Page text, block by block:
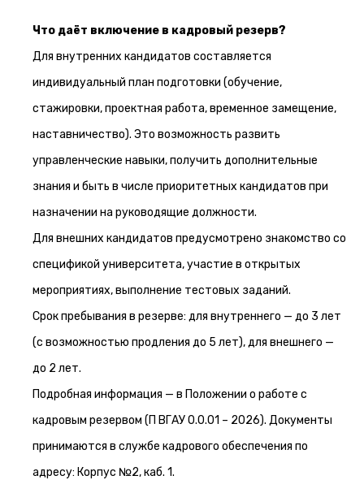
Что даёт включение в кадровый резерв?
Для внутренних кандидатов составляется
индивидуальный план подготовки (обучение,
стажировки, проектная работа, временное замещение,
наставничество). Это возможность развить
управленческие навыки, получить дополнительные
знания и быть в числе приоритетных кандидатов при
назначении на руководящие должности.
Для внешних кандидатов предусмотрено знакомство со
спецификой университета, участие в открытых
мероприятиях, выполнение тестовых заданий.
Срок пребывания в резерве: для внутреннего — до 3 лет
(с возможностью продления до 5 лет), для внешнего —
до 2 лет.
Подробная информация — в Положении о работе с
кадровым резервом (П ВГАУ 0.0.01 – 2026). Документы
принимаются в службе кадрового обеспечения по
адресу: Корпус №2, каб. 1.